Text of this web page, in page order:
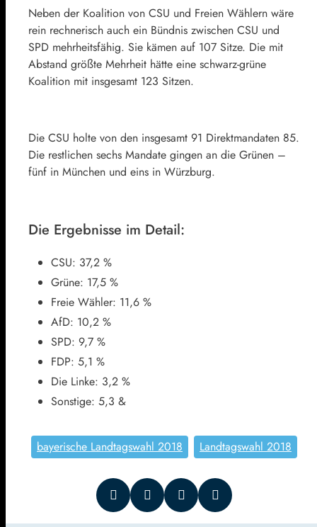
Neben der Koalition von CSU und Freien Wählern wäre
rein rechnerisch auch ein Bündnis zwischen CSU und
SPD mehrheitsfähig. Sie kämen auf 107 Sitze. Die mit
Abstand größte Mehrheit hätte eine schwarz-grüne
Koalition mit insgesamt 123 Sitzen.
Die CSU holte von den insgesamt 91 Direktmandaten 85.
Die restlichen sechs Mandate gingen an die Grünen –
fünf in München und eins in Würzburg.
Die Ergebnisse im Detail:
CSU: 37,2 %
Grüne: 17,5 %
Freie Wähler: 11,6 %
AfD: 10,2 %
SPD: 9,7 %
FDP: 5,1 %
Die Linke: 3,2 %
Sonstige: 5,3 &
bayerische Landtagswahl 2018 Landtagswahl 2018